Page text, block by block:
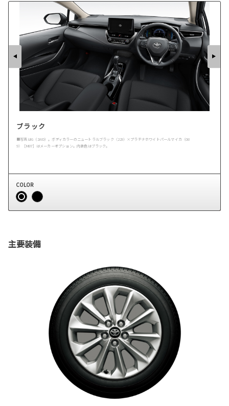
ブラック
■写真はG（2WD）。ボディカラーのニュートラルブラック〈229〉×プラチナホワイトパールマイカ〈08
9〉［M87］はメーカーオプション。内装色はブラック。
COLOR
主要装備